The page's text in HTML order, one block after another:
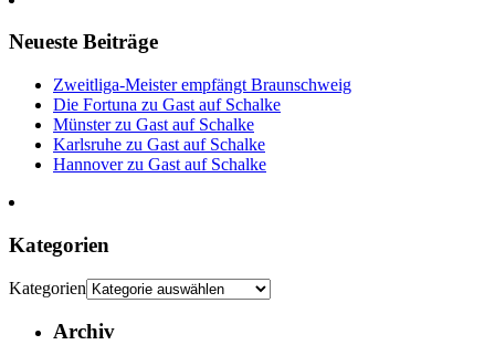
Neueste Beiträge
Zweitliga-Meister empfängt Braunschweig
Die Fortuna zu Gast auf Schalke
Münster zu Gast auf Schalke
Karlsruhe zu Gast auf Schalke
Hannover zu Gast auf Schalke
Kategorien
Kategorien
Archiv